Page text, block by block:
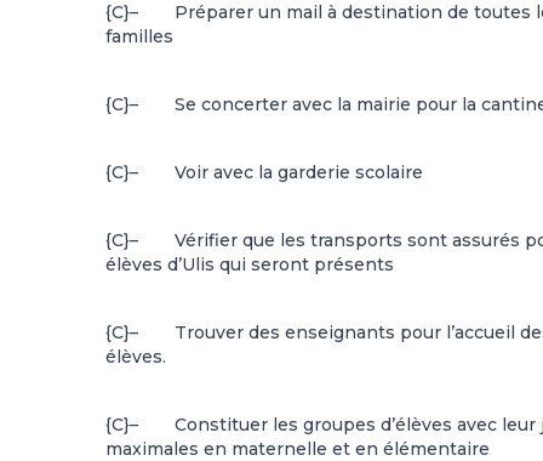
{C}–
Préparer un mail à destination de toutes
familles
{C}– Se concerter avec la mairie pour la
{C}– Voir avec la garderie scolaire
{C}–
Vérifier que les transports sont assurés
élèves d’Ulis qui seront présents
{C}–
Trouver des enseignants pour l’accueil
élèves.
{C}–
Constituer les groupes d’élèves avec leur
maximales en maternelle et en élémentaire